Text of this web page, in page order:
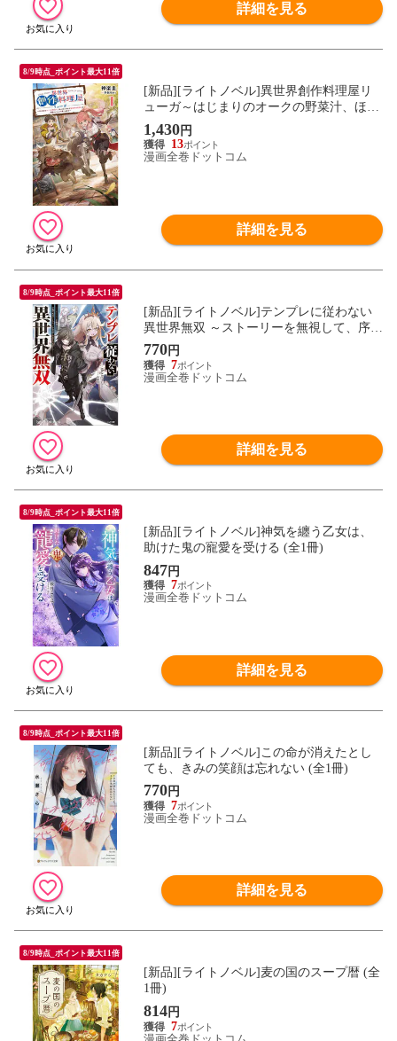
詳細を見る
8/9時点_ポイント最大11倍
[新品][ライトノベル]異世界創作料理屋リ
ューガ～はじまりのオークの野菜汁、ほっ
こりごはんと異世界食材探しを仲間といっ
しょに楽しみます～ (全1冊)
1,430円
13
漫画全巻ドットコム
詳細を見る
8/9時点_ポイント最大11倍
[新品][ライトノベル]テンプレに従わない
異世界無双 ～ストーリーを無視して、序盤
で死ぬざまあキャラを育成し世界を攻略し
ます～ (全1冊)
770円
7
漫画全巻ドットコム
詳細を見る
8/9時点_ポイント最大11倍
[新品][ライトノベル]神気を纏う乙女は、
助けた鬼の寵愛を受ける (全1冊)
847 円
7
漫画全巻ドットコム
詳細を見る
8/9時点_ポイント最大11倍
[新品][ライトノベル]この命が消えたとし
ても、きみの笑顔は忘れない (全1冊)
770円
7
漫画全巻ドットコム
詳細を見る
8/9時点_ポイント最大11倍
[新品][ライトノベル]麦の国のスープ暦 (全
1冊)
814円
7